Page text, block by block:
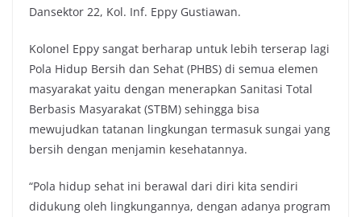
Dansektor 22, Kol. Inf. Eppy Gustiawan.
Kolonel Eppy sangat berharap untuk lebih terserap lagi
Pola Hidup Bersih dan Sehat (PHBS) di semua elemen
masyarakat yaitu dengan menerapkan Sanitasi Total
Berbasis Masyarakat (STBM) sehingga bisa
mewujudkan tatanan lingkungan termasuk sungai yang
bersih dengan menjamin kesehatannya.
“Pola hidup sehat ini berawal dari diri kita sendiri
didukung oleh lingkungannya, dengan adanya program